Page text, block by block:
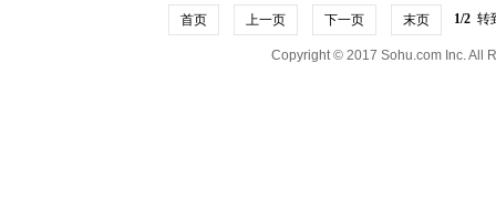
首页 上一页 下一页 末页 1/2 转
Copyright © 2017 Sohu.com Inc. All